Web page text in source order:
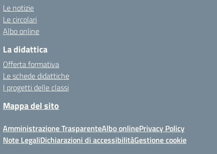
Le notizie
Le circolari
Albo online
La didattica
Offerta formativa
Le schede didattiche
I progetti delle classi
Mappa del sito
Amministrazione TrasparenteAlbo onlinePrivacy Policy
Note LegaliDichiarazioni di accessibilitàGestione cookie